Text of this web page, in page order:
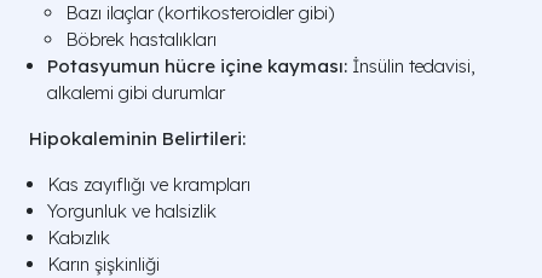
Bazı ilaçlar (kortikosteroidler gibi)
Böbrek hastalıkları
Potasyumun hücre içine kayması: İnsülin tedavisi,
alkalemi gibi durumlar
Hipokaleminin Belirtileri:
Kas zayıflığı ve krampları
Yorgunluk ve halsizlik
Kabızlık
Karın şişkinliği